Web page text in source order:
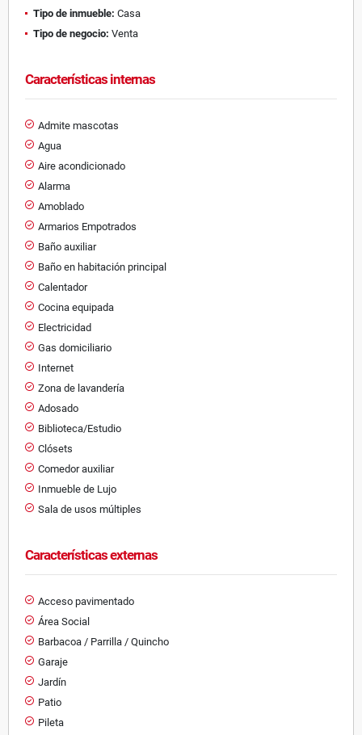
Tipo de inmueble: Casa
Tipo de negocio: Venta
Características internas
Admite mascotas
Agua
Aire acondicionado
Alarma
Amoblado
Armarios Empotrados
Baño auxiliar
Baño en habitación principal
Calentador
Cocina equipada
Electricidad
Gas domiciliario
Internet
Zona de lavandería
Adosado
Biblioteca/Estudio
Clósets
Comedor auxiliar
Inmueble de Lujo
Sala de usos múltiples
Características externas
Acceso pavimentado
Área Social
Barbacoa / Parrilla / Quincho
Garaje
Jardín
Patio
Pileta